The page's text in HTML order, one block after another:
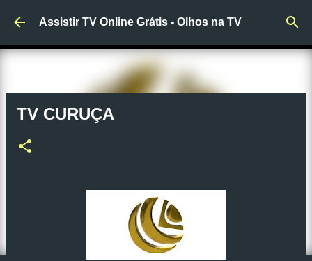
Pular para o conteúdo principal
Assistir TV Online Grátis - Olhos na TV
TV CURUÇA